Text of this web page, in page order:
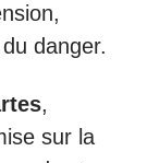
danger.
,
sur la